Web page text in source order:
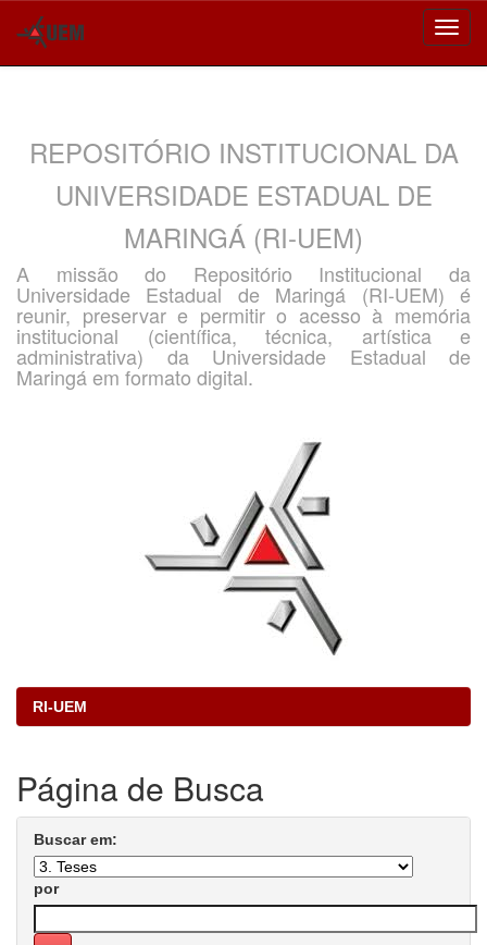
REPOSITÓRIO INSTITUCIONAL DA
UNIVERSIDADE ESTADUAL DE
MARINGÁ (RI-UEM)
A missão do Repositório Institucional da
Universidade Estadual de Maringá (RI-UEM) é
reunir, preservar e permitir o acesso à memória
institucional (científica, técnica, artística e
administrativa) da Universidade Estadual de
Maringá em formato digital.
RI-UEM
Página de Busca
Buscar em:
por